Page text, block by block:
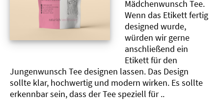
Mädchenwunsch Tee.
Wenn das Etikett fertig
designed wurde,
würden wir gerne
anschließend ein
Etikett für den
Jungenwunsch Tee designen lassen. Das Design
sollte klar, hochwertig und modern wirken. Es sollte
erkennbar sein, dass der Tee speziell für ..